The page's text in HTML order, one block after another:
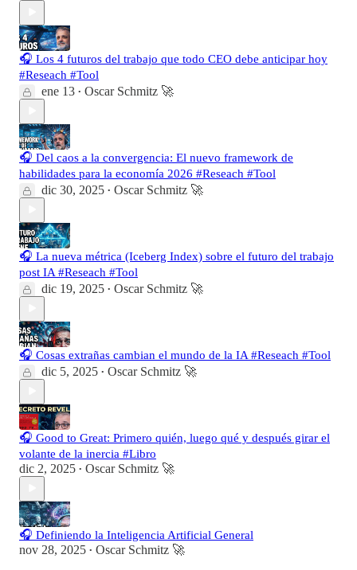
🎧 Los 4 futuros del trabajo que todo CEO debe anticipar hoy
#Reseach #Tool
ene 13 • Oscar Schmitz 🚀
🎧 Del caos a la convergencia: El nuevo framework de
habilidades para la economía 2026 #Reseach #Tool
dic 30, 2025 • Oscar Schmitz 🚀
🎧 La nueva métrica (Iceberg Index) sobre el futuro del trabajo
post IA #Reseach #Tool
dic 19, 2025 • Oscar Schmitz 🚀
🎧 Cosas extrañas cambian el mundo de la IA #Reseach #Tool
dic 5, 2025 • Oscar Schmitz 🚀
🎧 Good to Great: Primero quién, luego qué y después girar el
volante de la inercia #Libro
dic 2, 2025 • Oscar Schmitz 🚀
🎧 Definiendo la Inteligencia Artificial General
nov 28, 2025 • Oscar Schmitz 🚀